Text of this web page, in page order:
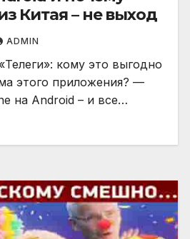
Китая – не выход
ADMIN
кому это выгодно
этого приложения? —
на Android – и все…